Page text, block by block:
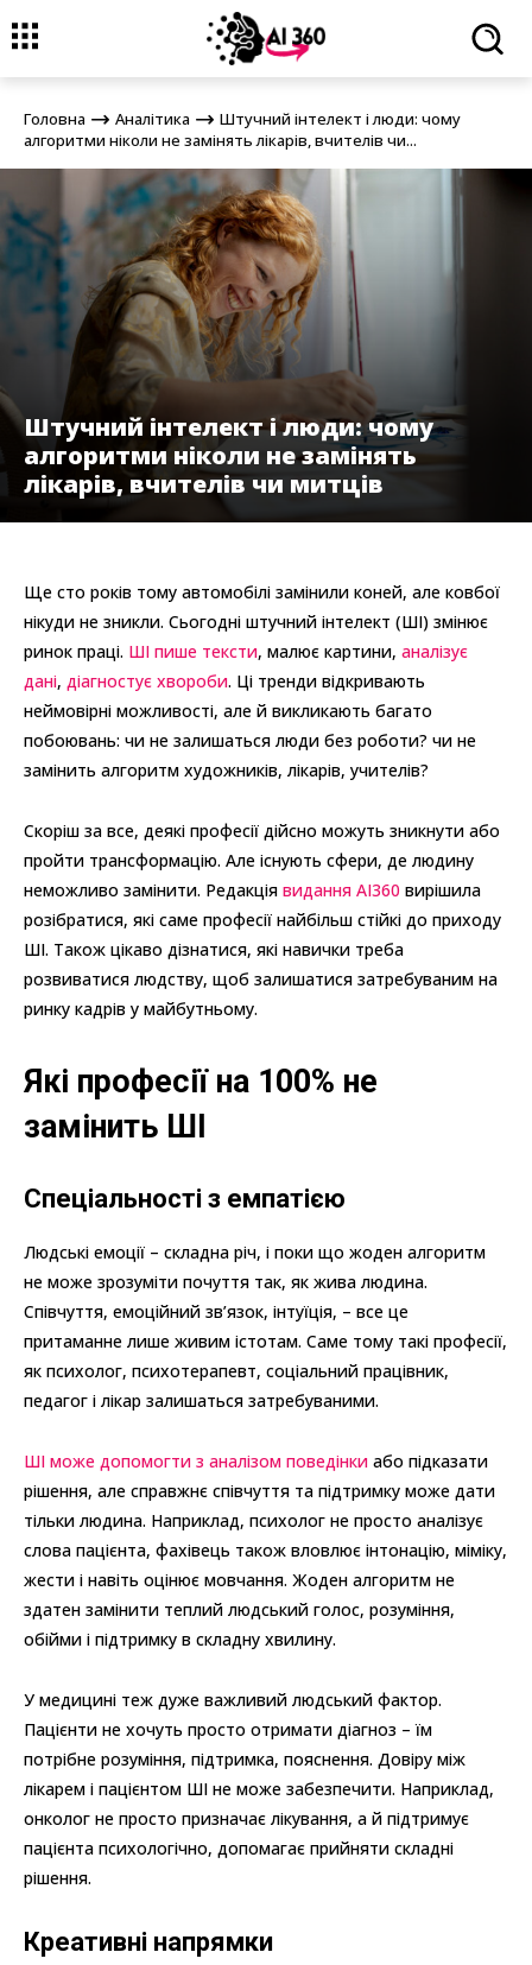
Головна
Штучний інтелект і люди: чому алгоритми
ніколи не замінять лікарів, вчителів чи...
Головна Аналітика
Штучний інтелект і люди: чому
алгоритми ніколи не замінять лікарів, вчителів чи...
Штучний інтелект і люди: чому
алгоритми ніколи не замінять
лікарів, вчителів чи митців
Ще сто років тому автомобілі замінили коней, але ковбої
нікуди не зникли. Сьогодні штучний інтелект (ШІ) змінює
ринок праці. ШІ пише тексти, малює картини, аналізує
дані, діагностує хвороби. Ці тренди відкривають
неймовірні можливості, але й викликають багато
побоювань: чи не залишаться люди без роботи? чи не
замінить алгоритм художників, лікарів, учителів?
Скоріш за все, деякі професії дійсно можуть зникнути або
пройти трансформацію. Але існують сфери, де людину
неможливо замінити. Редакція видання AI360 вирішила
розібратися, які саме професії найбільш стійкі до приходу
ШІ. Також цікаво дізнатися, які навички треба
розвиватися людству, щоб залишатися затребуваним на
ринку кадрів у майбутньому.
Які професії на 100% не
замінить ШІ
Спеціальності з емпатією
Людські емоції – складна річ, і поки що жоден алгоритм
не може зрозуміти почуття так, як жива людина.
Співчуття, емоційний зв’язок, інтуїція, – все це
притаманне лише живим істотам. Саме тому такі професії,
як психолог, психотерапевт, соціальний працівник,
педагог і лікар залишаться затребуваними.
ШІ може допомогти з аналізом поведінки або підказати
рішення, але справжнє співчуття та підтримку може дати
тільки людина. Наприклад, психолог не просто аналізує
слова пацієнта, фахівець також вловлює інтонацію, міміку,
жести і навіть оцінює мовчання. Жоден алгоритм не
здатен замінити теплий людський голос, розуміння,
обійми і підтримку в складну хвилину.
У медицині теж дуже важливий людський фактор.
Пацієнти не хочуть просто отримати діагноз – їм
потрібне розуміння, підтримка, пояснення. Довіру між
лікарем і пацієнтом ШІ не може забезпечити. Наприклад,
онколог не просто призначає лікування, а й підтримує
пацієнта психологічно, допомагає прийняти складні
рішення.
Креативні напрямки